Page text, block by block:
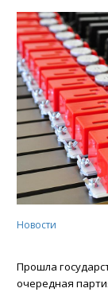
Новости
Прошла
очередная